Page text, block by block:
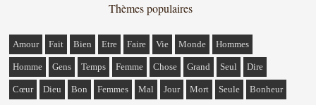
Thèmes populaires
Amour Fait Bien Etre Faire Vie Monde Hommes
Homme Gens Temps Femme Chose Grand Seul Dire
Cœur Dieu Bon Femmes Mal Jour Mort Seule Bonheur